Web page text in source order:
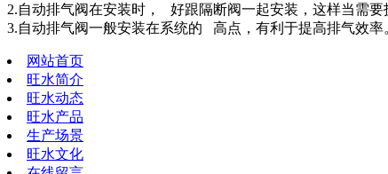
2.自动排气阀在安装时， 好跟隔断阀一起安装，这样当需
3.自动排气阀一般安装在系统的 高点，有利于提高排气效率
网站首页
旺水简介
旺水动态
旺水产品
生产场景
旺水文化